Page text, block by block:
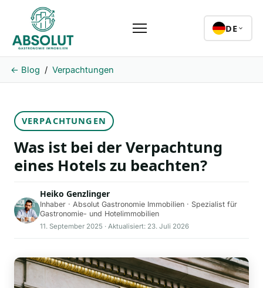
DE
← Blog / Verpachtungen
VERPACHTUNGEN
Was ist bei der Verpachtung
eines Hotels zu beachten?
Heiko Genzlinger
Inhaber · Absolut Gastronomie Immobilien · Spezialist für
Gastronomie- und Hotelimmobilien
11. September 2025 · Aktualisiert: 23. Juli 2026